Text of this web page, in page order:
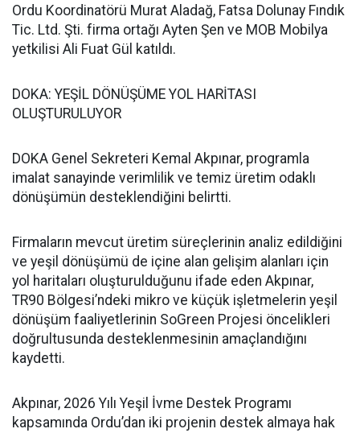
Ordu Koordinatörü Murat Aladağ, Fatsa Dolunay Fındık
Tic. Ltd. Şti. firma ortağı Ayten Şen ve MOB Mobilya
yetkilisi Ali Fuat Gül katıldı.
DOKA: YEŞİL DÖNÜŞÜME YOL HARİTASI
OLUŞTURULUYOR
DOKA Genel Sekreteri Kemal Akpınar, programla
imalat sanayinde verimlilik ve temiz üretim odaklı
dönüşümün desteklendiğini belirtti.
Firmaların mevcut üretim süreçlerinin analiz edildiğini
ve yeşil dönüşümü de içine alan gelişim alanları için
yol haritaları oluşturulduğunu ifade eden Akpınar,
TR90 Bölgesi’ndeki mikro ve küçük işletmelerin yeşil
dönüşüm faaliyetlerinin SoGreen Projesi öncelikleri
doğrultusunda desteklenmesinin amaçlandığını
kaydetti.
Akpınar, 2026 Yılı Yeşil İvme Destek Programı
kapsamında Ordu’dan iki projenin destek almaya hak